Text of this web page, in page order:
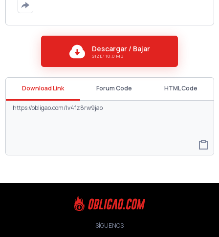
Descargar / Bajar
SIZE: 10.0 MB
Download Link Forum Code HTML Code
SÍGUENOS